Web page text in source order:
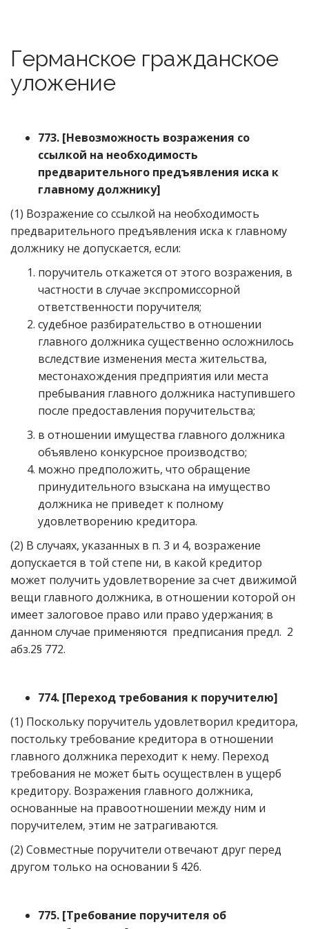
Германское гражданское
уложение
773. [Невозможность возражения со
ссылкой на необходимость
предварительного предъявления иска к
главному должнику]
(1) Возражение со ссылкой на необходимость
предварительного предъявления иска к главному
должнику не допускается, если:
поручитель откажется от этого возражения, в
частности в случае экспромиссорной
ответственности поручителя;
судебное разбирательство в отношении
главного должника существенно осложнилось
вследствие изменения места жительства,
местонахождения предприятия или места
пребывания главного должника наступившего
после предоставления поручительства;
в отношении имущества главного должника
объявлено конкурсное производство;
можно предположить, что обращение
принудительного взыскана на имущество
должника не приведет к полному
удовлетворению кредитора.
(2) В случаях, указанных в п. 3 и 4, возражение
допускается в той степе ни, в какой кредитор
может получить удовлетворение за счет движимой
вещи главного должника, в отношении которой он
имеет залоговое право или право удержания; в
данном случае применяются предписания предл. 2
абз.2§ 772.
774. [Переход требования к поручителю]
(1) Поскольку поручитель удовлетворил кредитора,
постольку требование кредитора в отношении
главного должника переходит к нему. Переход
требования не может быть осуществлен в ущерб
кредитору. Возражения главного должника,
основанные на правоотношении между ним и
поручителем, этим не затрагиваются.
(2) Совместные поручители отвечают друг перед
другом только на основании § 426.
775. [Требование поручителя об